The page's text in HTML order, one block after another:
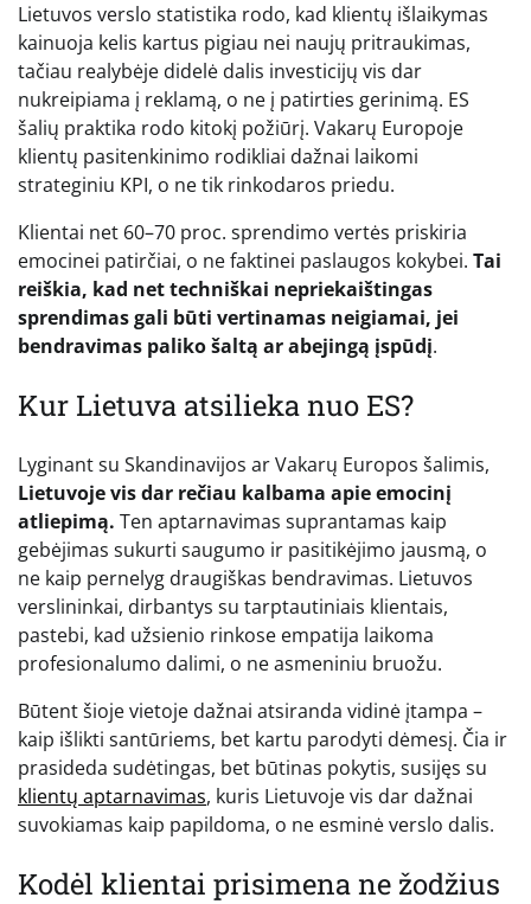
Lietuvos verslo statistika rodo, kad klientų išlaikymas
kainuoja kelis kartus pigiau nei naujų pritraukimas,
tačiau realybėje didelė dalis investicijų vis dar
nukreipiama į reklamą, o ne į patirties gerinimą. ES
šalių praktika rodo kitokį požiūrį. Vakarų Europoje
klientų pasitenkinimo rodikliai dažnai laikomi
strateginiu KPI, o ne tik rinkodaros priedu.
Klientai net 60–70 proc. sprendimo vertės priskiria
emocinei patirčiai, o ne faktinei paslaugos kokybei. Tai
reiškia, kad net techniškai nepriekaištingas
sprendimas gali būti vertinamas neigiamai, jei
bendravimas paliko šaltą ar abejingą įspūdį.
Kur Lietuva atsilieka nuo ES?
Lyginant su Skandinavijos ar Vakarų Europos šalimis,
Lietuvoje vis dar rečiau kalbama apie emocinį
atliepimą. Ten aptarnavimas suprantamas kaip
gebėjimas sukurti saugumo ir pasitikėjimo jausmą, o
ne kaip pernelyg draugiškas bendravimas. Lietuvos
verslininkai, dirbantys su tarptautiniais klientais,
pastebi, kad užsienio rinkose empatija laikoma
profesionalumo dalimi, o ne asmeniniu bruožu.
Būtent šioje vietoje dažnai atsiranda vidinė įtampa –
kaip išlikti santūriems, bet kartu parodyti dėmesį. Čia ir
prasideda sudėtingas, bet būtinas pokytis, susijęs su
klientų aptarnavimas, kuris Lietuvoje vis dar dažnai
suvokiamas kaip papildoma, o ne esminė verslo dalis.
Kodėl klientai prisimena ne žodžius